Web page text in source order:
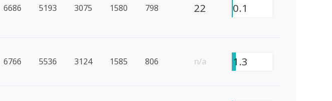
6686 5193 3075 1580 798 22 0.1
6766 5536 3124 1585 806 n/a 1.3